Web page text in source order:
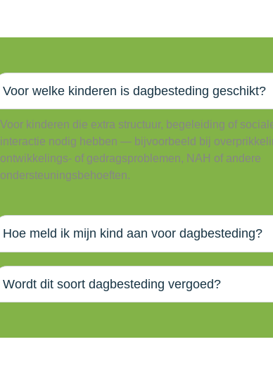
Voor welke kinderen is dagbesteding geschikt?
Voor kinderen die extra structuur, begeleiding of
interactie nodig hebben — bijvoorbeeld bij
ontwikkelings- of gedragsproblemen, NAH of andere
ondersteuningsbehoeften.
Hoe meld ik mijn kind aan voor dagbesteding?
Wordt dit soort dagbesteding vergoed?